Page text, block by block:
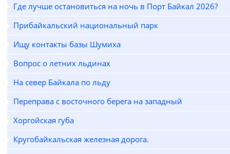
Где лучше остановиться на ночь в Порт Байкал 2026?
Прибайкальский национальный парк
Ищу контакты базы Шумиха
Вопрос о летних льдинах
На север Байкала по льду
Переправа с восточного берега на западный
Хоргойская губа
Кругобайкальская железная дорога.